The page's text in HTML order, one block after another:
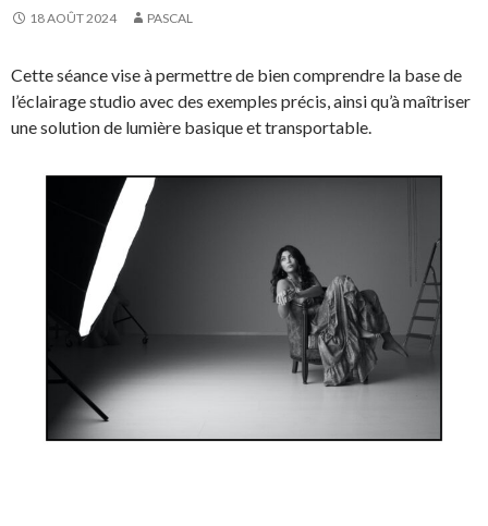
18 AOÛT 2024 PASCAL
Cette séance vise à permettre de bien comprendre la base de
l’éclairage studio avec des exemples précis, ainsi qu’à maîtriser
une solution de lumière basique et transportable.